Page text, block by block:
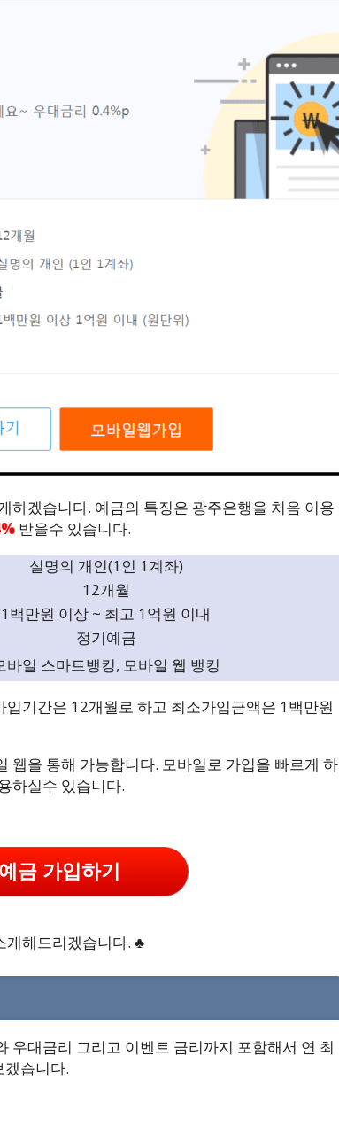
하겠습니다. 예금의 특징은 광주은행을 처음 이용
받을수 있습니다.
실명의 개인(1인 1계좌)
12개월
1백만원 이상 ~ 최고 1억원 이내
정기예금
바일 스마트뱅킹, 모바일 웹 뱅킹
기간은 12개월로 하고 최소가입금액은 1백만원
웹을 통해 가능합니다. 모바일로 가입을 빠르게 하
하실수 있습니다.
금 가입하기
개해드리겠습니다. ♣
우대금리 그리고 이벤트 금리까지 포함해서 연 최
습니다.